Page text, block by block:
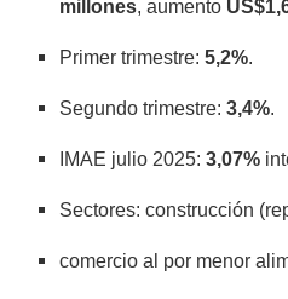
millones, aumento
Primer trimestre:5,2%.
Segundo trimestre:3,4%.
IMAE julio 2025:3,07%
Sectores: construcción
comercio al por menor